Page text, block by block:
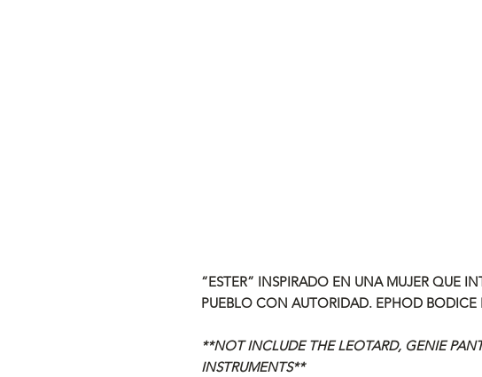
“ESTER” INSPIRADO EN UNA MUJER QUE
PUEBLO CON AUTORIDAD. EPHOD BODICE
**NOT INCLUDE THE LEOTARD, GENIE
INSTRUMENTS**